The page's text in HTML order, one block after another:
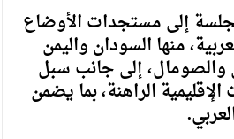
إلى مستجدات الأوضاع
منها السودان واليمن
والصومال، إلى جانب سبل
الراهنة، بما يضمن